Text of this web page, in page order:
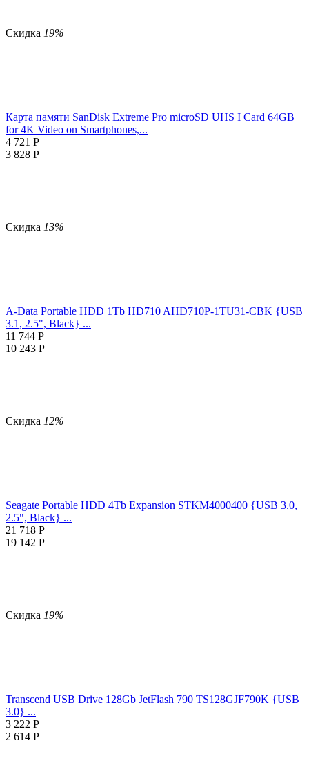
Скидка 19%
Карта памяти SanDisk Extreme Pro microSD UHS I Card 64GB
for 4K Video on Smartphones,...
4 721 Р
3 828 Р
Скидка 13%
A-Data Portable HDD 1Tb HD710 AHD710P-1TU31-CBK {USB
3.1, 2.5", Black} ...
11 744 Р
10 243 Р
Скидка 12%
Seagate Portable HDD 4Tb Expansion STKM4000400 {USB 3.0,
2.5", Black} ...
21 718 Р
19 142 Р
Скидка 19%
Transcend USB Drive 128Gb JetFlash 790 TS128GJF790K {USB
3.0} ...
3 222 Р
2 614 Р